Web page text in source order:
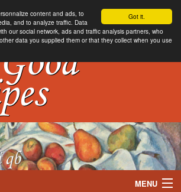
Got it.
content and ads, to
and to analyze traffic. Data
our social network, ads and traffic analysis partners, who
data you supplied them or that they collect when you use
MENU